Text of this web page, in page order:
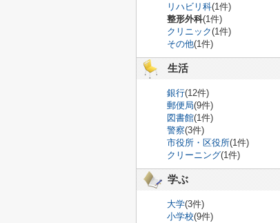
リハビリ科(1件)
整形外科(1件)
クリニック(1件)
その他(1件)
生活
銀行(12件)
郵便局(9件)
図書館(1件)
警察(3件)
市役所・区役所(1件)
クリーニング(1件)
学ぶ
大学(3件)
小学校(9件)